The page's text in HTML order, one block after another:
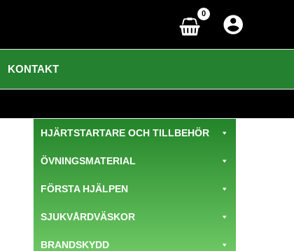
KONTAKT
HJÄRTSTARTARE OCH TILLBEHÖR
ÖVNINGSMATERIAL
FÖRSTA HJÄLPEN
SJUKVÅRDVÄSKOR
BRANDSKYDD